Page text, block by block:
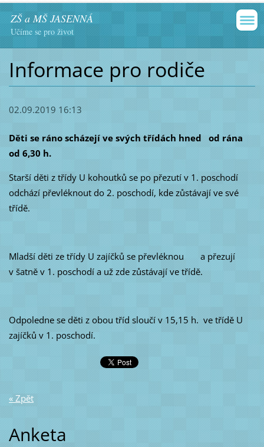
ZŠ a MŠ JASENNÁ
Učíme se pro život
Informace pro rodiče
02.09.2019 16:13
Děti se ráno scházejí ve svých třídách hned od rána
od 6,30 h.
Starší děti z třídy U kohoutků se po přezutí v 1. poschodí
odchází převléknout do 2. poschodí, kde zůstávají ve své
třídě.
Mladší děti ze třídy U zajíčků se převléknou a přezují
v šatně v 1. poschodí a už zde zůstávají ve třídě.
Odpoledne se děti z obou tříd sloučí v 15,15 h. ve třídě U
zajíčků v 1. poschodí.
« Zpět
Anketa